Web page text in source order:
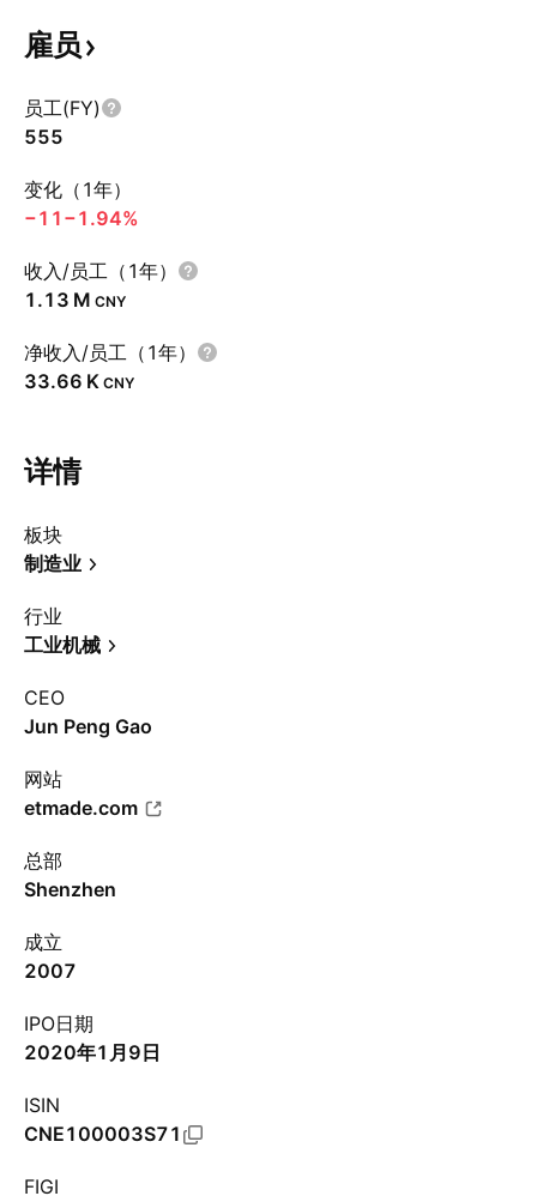
雇员
员工(FY)
555
变化（1年）
−11 −1.94%
收入/员工（1年）
‪1.13 M‬ CNY
净收入/员工（1年）
‪33.66 K‬ CNY
详情
板块
制造业
行业
工业机械
CEO
Jun Peng Gao
网站
etmade.com
总部
Shenzhen
成立
2007
IPO日期
2020年1月9日
ISIN
CNE100003S71
FIGI